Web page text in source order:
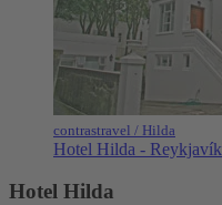
contrastravel / Hilda
Hotel Hilda - Reykjavík
Hotel Hilda